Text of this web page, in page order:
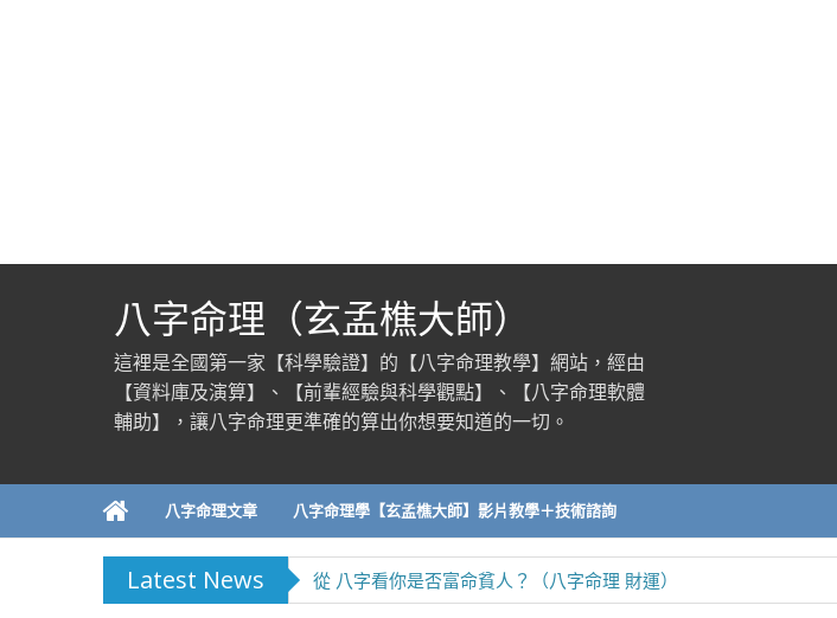
八字命理（玄孟樵大師）
這裡是全國第一家【科學驗證】的【八字命理教學】網站，經由
【資料庫及演算】、【前輩經驗與科學觀點】、【八字命理軟體
輔助】，讓八字命理更準確的算出你想要知道的一切。
八字命理文章 八字命理學【玄孟樵大師】影片教學＋技術諮詢
Latest News 從 八字看你是否富命貧人？（八字命理 財運）